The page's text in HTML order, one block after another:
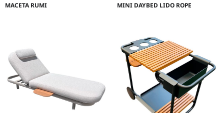
MACETA RUMI MINI DAYBED LIDO ROPE